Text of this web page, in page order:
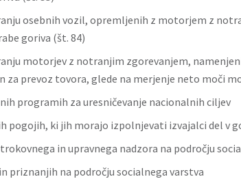
osebnih vozil, opremljenih z motorjem z
goriva (št. 84)
motorjev z notranjim zgorevanjem,
za prevoz tovora, glede na merjenje neto moči
programih za uresničevanje nacionalnih ciljev
pogojih, ki jih morajo izpolnjevati izvajalci del v
in upravnega nadzora na področju
priznanjih na področju socialnega varstva